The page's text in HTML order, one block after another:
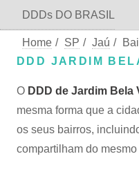
DDDs DO BRASIL
Home / SP / Jaú /
DDD JARDIM
O DDD de Jardim Bela
mesma forma que a
os seus bairros,
compartilham do